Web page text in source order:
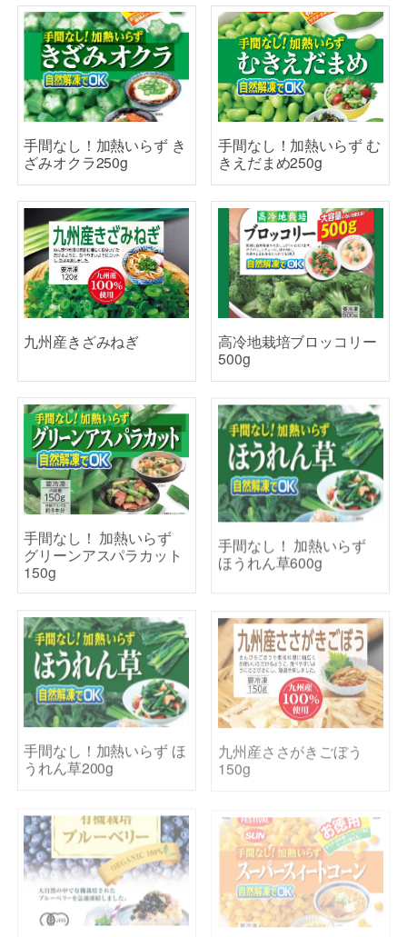
手間なし！加熱いらず き
ざみオクラ250g
手間なし！加熱いらず む
きえだまめ250g
九州産きざみねぎ
高冷地栽培ブロッコリー
500g
手間なし！ 加熱いらず
グリーンアスパラカット
150g
手間なし！ 加熱いらず
ほうれん草600g
手間なし！加熱いらず ほ
うれん草200g
九州産ささがきごぼう
150g